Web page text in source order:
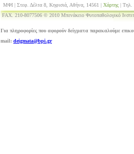
ΜΦΙ | Στεφ. Δέλτα 8, Κηφισιά, Αθήνα, 14561 | Χάρτης | Τηλ.
FAX. 210-8077506 © 2010 Μπενάκειο Φυτοπαθολογικό
Για πληροφορίες που αφορούν δείγματα παρακαλούμε
mail: deigmata@bpi.gr